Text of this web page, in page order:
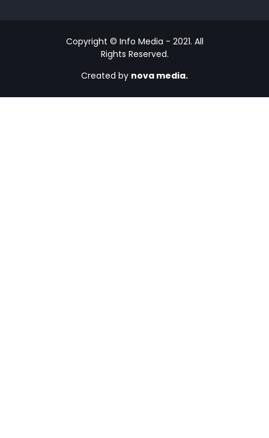
Copyright © Info Media - 2021. All
Rights Reserved.
Created by nova media.